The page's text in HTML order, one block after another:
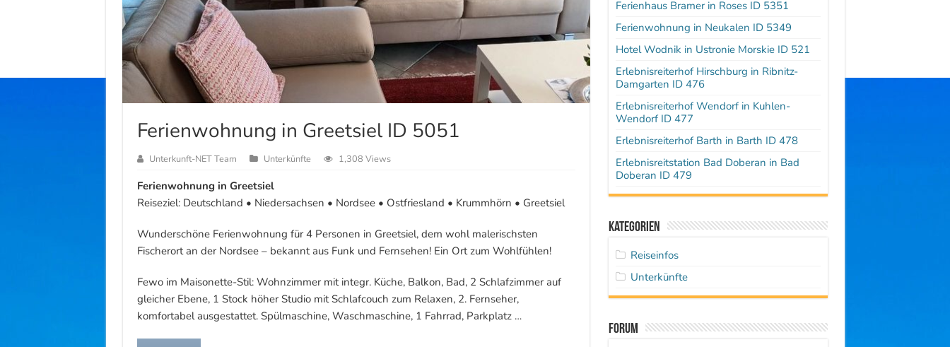
Ferienwohnung in Greetsiel ID 5051
Unterkunft-NET Team Unterkünfte 1,308 Views
Ferienwohnung in Greetsiel
Reiseziel: Deutschland • Niedersachsen • Nordsee • Ostfriesland • Krummhörn • Greetsiel
Wunderschöne Ferienwohnung für 4 Personen in Greetsiel, dem wohl malerischsten
Fischerort an der Nordsee – bekannt aus Funk und Fernsehen! Ein Ort zum Wohlfühlen!
Fewo im Maisonette-Stil: Wohnzimmer mit integr. Küche, Balkon, Bad, 2 Schlafzimmer auf
gleicher Ebene, 1 Stock höher Studio mit Schlafcouch zum Relaxen, 2. Fernseher,
komfortabel ausgestattet. Spülmaschine, Waschmaschine, 1 Fahrrad, Parkplatz …
Ferienhaus Bramer in Roses ID 5351
Ferienwohnung in Neukalen ID 5349
Hotel Wodnik in Ustronie Morskie ID 521
Erlebnisreiterhof Hirschburg in Ribnitz-
Damgarten ID 476
Erlebnisreiterhof Wendorf in Kuhlen-
Wendorf ID 477
Erlebnisreiterhof Barth in Barth ID 478
Erlebnisreitstation Bad Doberan in Bad
Doberan ID 479
Kategorien
Reiseinfos
Unterkünfte
Forum